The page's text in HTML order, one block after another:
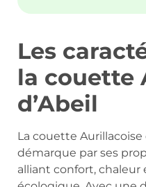
Les
la couette
d’Abeil
La couette
démarque par ses
alliant confort, chaleur